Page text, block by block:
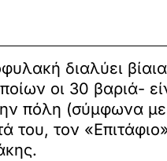
διαλύει
οι 30 βαριά-
πόλη (σύμφωνα με
του, τον